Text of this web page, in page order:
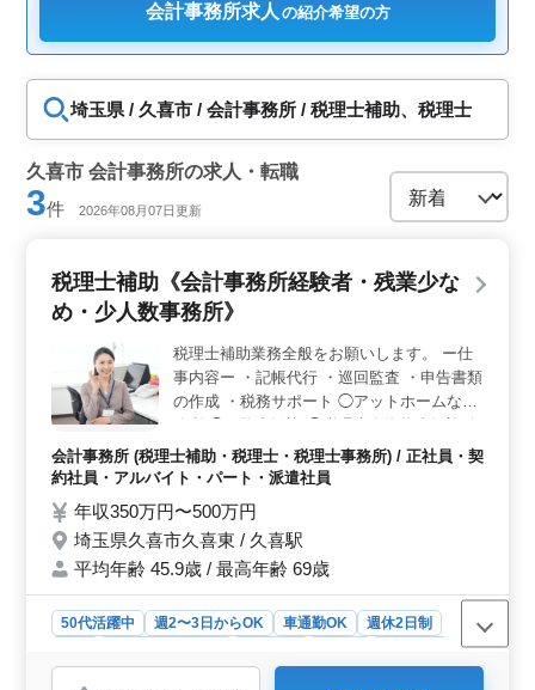
会計事務所求人 の紹介希望の方
埼玉県 / 久喜市 / 会計事務所 / 税理士補助、税理士
久喜市 会計事務所の求人・転職
3件 2026年08月07日更新
税理士補助《会計事務所経験者・残業少な
め・少人数事務所》
税理士補助業務全般をお願いします。 ー仕
事内容ー ・記帳代行 ・巡回監査 ・申告書類
の作成 ・税務サポート ◯アットホームな事
します。
会計事務所 (税理士補助・税理士・税理士事務所) / 正社員・契
約社員・アルバイト・パート・派遣社員
年収350万円〜500万円
埼玉県久喜市久喜東 / 久喜駅
平均年齢 45.9歳 / 最高年齢 69歳
50代活躍中 週2〜3日からOK 車通勤OK
週休2日制